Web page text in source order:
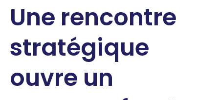
Une rencontre
stratégique
ouvre un